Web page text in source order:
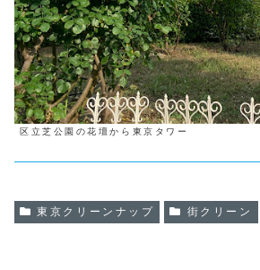
区立芝公園の花壇から東京タワー
東京クリーンナップ 街クリーン